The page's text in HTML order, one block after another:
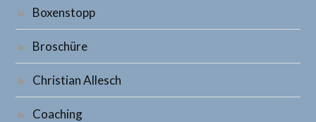
Boxenstopp
Broschüre
Christian Allesch
Coaching